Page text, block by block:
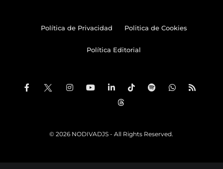
Política de Privacidad Politica de Cookies
Política Editorial
© 2026 NODIVADJS - All Rights Reserved.